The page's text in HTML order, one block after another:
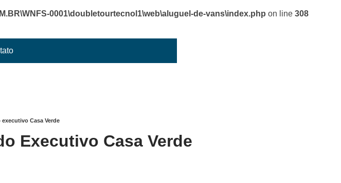
0001\doubletourtecnol1\web\aluguel-de-vans\index.php on line 308
Casa Verde
Executivo Casa Verde